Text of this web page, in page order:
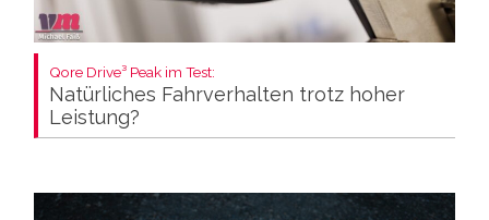
Qore Drive³ Peak im Test:
Natürliches Fahrverhalten trotz hoher
Leistung?